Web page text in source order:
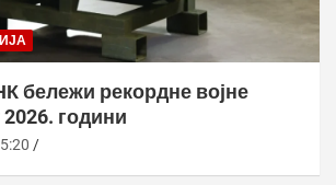
бележи рекордне војне
години